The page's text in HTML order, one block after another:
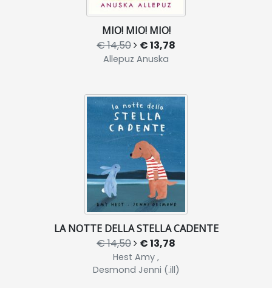
MIO! MIO! MIO!
€ 14,50 € 13,78
Allepuz Anuska
LA NOTTE DELLA STELLA CADENTE
€ 14,50 € 13,78
Hest Amy ,
Desmond Jenni (.ill)